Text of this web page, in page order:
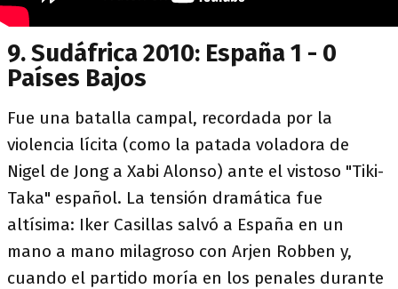
9. Sudáfrica 2010: España 1 - 0
Países Bajos
Fue una batalla campal, recordada por la
violencia lícita (como la patada voladora de
Nigel de Jong a Xabi Alonso) ante el vistoso "Tiki-
Taka" español. La tensión dramática fue
altísima: Iker Casillas salvó a España en un
mano a mano milagroso con Arjen Robben y,
cuando el partido moría en los penales durante